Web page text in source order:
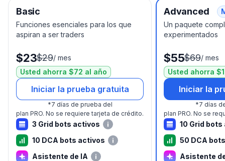
Basic
Funciones esenciales para los que
aspiran a ser traders
$23$29/ mes
Usted ahorra $72 al año
Iniciar la prueba gratuita
*7 días de prueba del
plan PRO. No se requiere tarjeta de crédito.
3 Grid bots activos
10 DCA bots activos
Asistente de IA
Advanced
Un paquete
experimentados
$55$69/ mes
Usted ahorra
Iniciar la
*7 días
plan PRO. No se
10 Grid
50 DCA
Asistente